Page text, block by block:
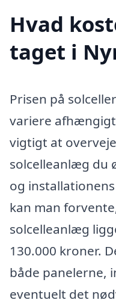
Hvad
taget i
Prisen på
variere
vigtigt at
solcelleanlæg du
og
kan man
solcelleanlæg
130.000 kroner.
både panelerne,
eventuelt det